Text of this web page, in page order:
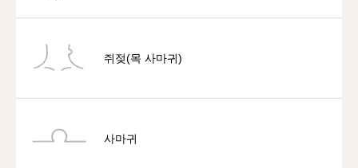
쥐젖(목 사마귀)
사마귀